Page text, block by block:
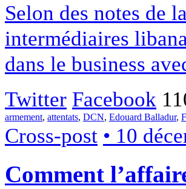
Selon des notes de
intermédiaires
dans le business
Twitter Facebook
armement, attentats, DCN, Edouard Balladur,
Cross-post • 10
Comment